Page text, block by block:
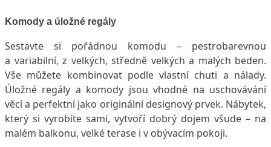
Komody a úložné regály
Sestavte si pořádnou komodu – pestrobarevnou
a variabilní, z velkých, středně velkých a malých beden.
Vše můžete kombinovat podle vlastní chuti a nálady.
Úložné regály a komody jsou vhodné na uschovávání
věcí a perfektní jako originální designový prvek. Nábytek,
který si vyrobíte sami, vytvoří dobrý dojem všude – na
malém balkonu, velké terase i v obývacím pokoji.